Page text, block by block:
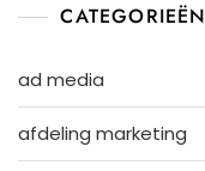
CATEGORIEËN
ad media
afdeling marketing